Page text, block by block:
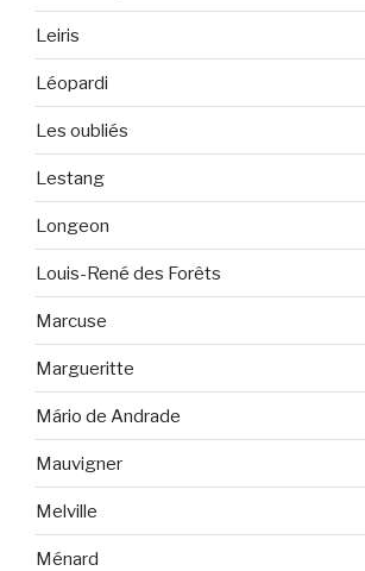
Leiris
Léopardi
Les oubliés
Lestang
Longeon
Louis-René des Forêts
Marcuse
Margueritte
Mário de Andrade
Mauvigner
Melville
Ménard